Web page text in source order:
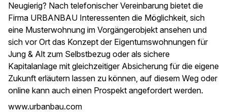
Neugierig? Nach telefonischer Vereinbarung bietet die
Firma URBANBAU Interessenten die Möglichkeit, sich
eine Musterwohnung im Vorgängerobjekt ansehen und
sich vor Ort das Konzept der Eigentumswohnungen für
Jung & Alt zum Selbstbezug oder als sichere
Kapitalanlage mit gleichzeitiger Absicherung für die eigene
Zukunft erläutern lassen zu können, auf diesem Weg oder
online kann auch einen Prospekt angefordert werden.
www.urbanbau.com